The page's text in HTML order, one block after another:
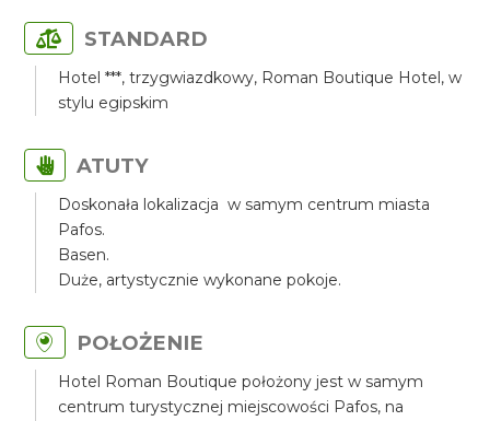
STANDARD
Hotel ***, trzygwiazdkowy, Roman Boutique Hotel, w
stylu egipskim
ATUTY
Doskonała lokalizacja w samym centrum miasta
Pafos.
Basen.
Duże, artystycznie wykonane pokoje.
POŁOŻENIE
Hotel Roman Boutique położony jest w samym
centrum turystycznej miejscowości Pafos, na